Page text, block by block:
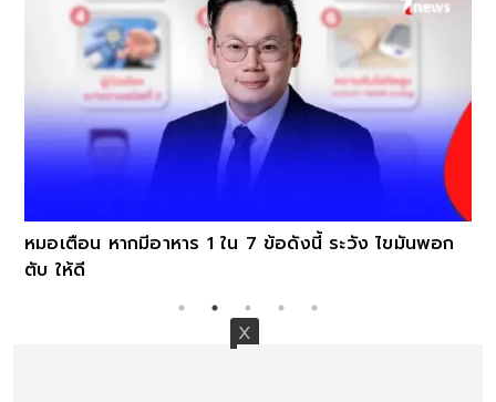
หมอเตือน หากมีอาหาร 1 ใน 7 ข้อดังนี้ ระวัง ไขมันพอก
ตับ ให้ดี